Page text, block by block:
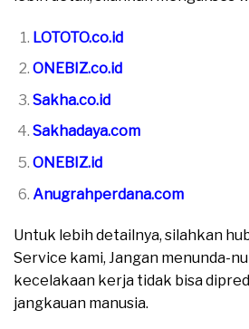
LOTOTO.co.id
ONEBIZ.co.id
Sakha.co.id
Sakhadaya.com
ONEBIZ.id
Anugrahperdana.com
Untuk lebih detailnya, silahkan
Service kami, Jangan menunda-
kecelakaan kerja tidak bisa
jangkauan manusia.